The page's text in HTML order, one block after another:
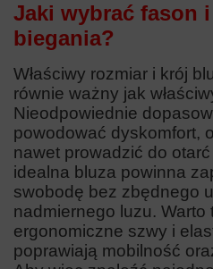
Jaki wybrać fason
biegania?
Właściwy rozmiar i krój
równie ważny jak
Nieodpowiednie
powodować dyskomfort,
nawet prowadzić do
idealna bluza powinna
swobodę bez zbędnego
nadmiernego luzu.
ergonomiczne szwy i
poprawiają mobilność